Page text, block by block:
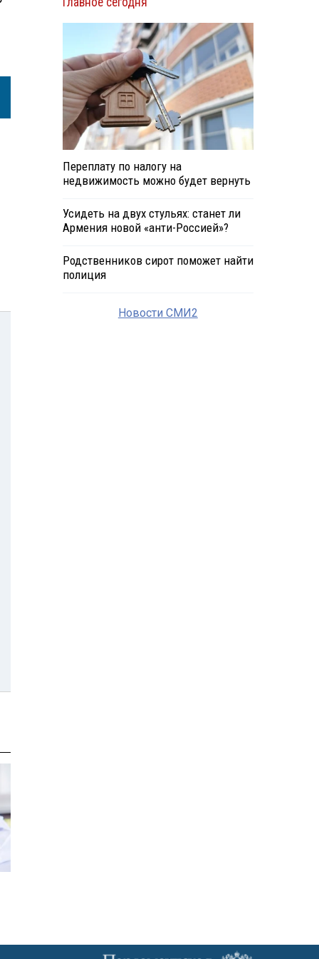
Переплату по налогу на
недвижимость можно будет вернуть
Усидеть на двух стульях: станет ли
Армения новой «анти-Россией»?
Родственников сирот поможет найти
полиция
Новости СМИ2